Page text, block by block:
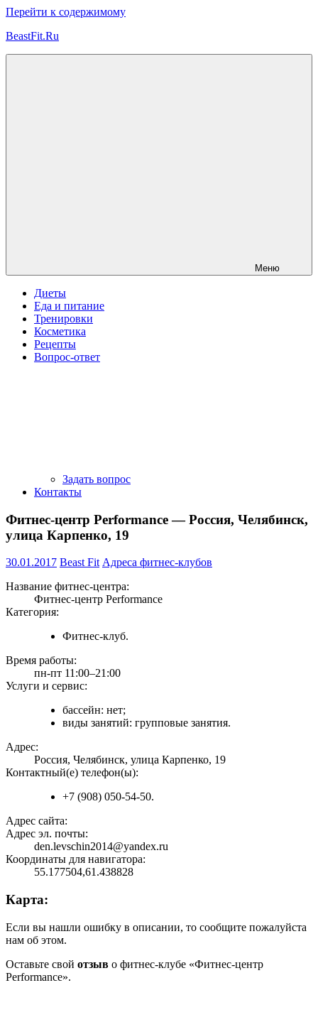
Перейти к содержимому
BeastFit.Ru
Меню
Диеты
Еда и питание
Тренировки
Косметика
Рецепты
Вопрос-ответ
Задать вопрос
Контакты
Фитнес-центр Performance — Россия, Челябинск,
улица Карпенко, 19
30.01.2017 Beast Fit Адреса фитнес-клубов
Название фитнес-центра:
Фитнес-центр Performance
Категория:
Фитнес-клуб.
Время работы:
пн-пт 11:00–21:00
Услуги и сервис:
бассейн: нет;
виды занятий: групповые занятия.
Адрес:
Россия, Челябинск, улица Карпенко, 19
Контактный(е) телефон(ы):
+7 (908) 050-54-50.
Адрес сайта:
Адрес эл. почты:
den.levschin2014@yandex.ru
Координаты для навигатора:
55.177504,61.438828
Карта:
Если вы нашли ошибку в описании, то сообщите пожалуйста
нам об этом.
Оставьте свой отзыв о фитнес-клубе «Фитнес-центр
Performance».